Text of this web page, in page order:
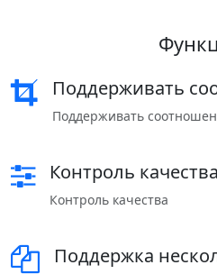
Поддерживать
Поддерживать
Контроль качества
Контроль качества
Поддержка